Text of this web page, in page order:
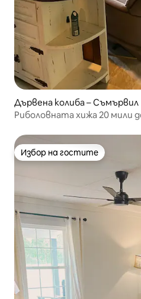
Дървена колиба – Съмървил
Риболовната хижа 20 мили
Избор на гостите
Избор на гостите